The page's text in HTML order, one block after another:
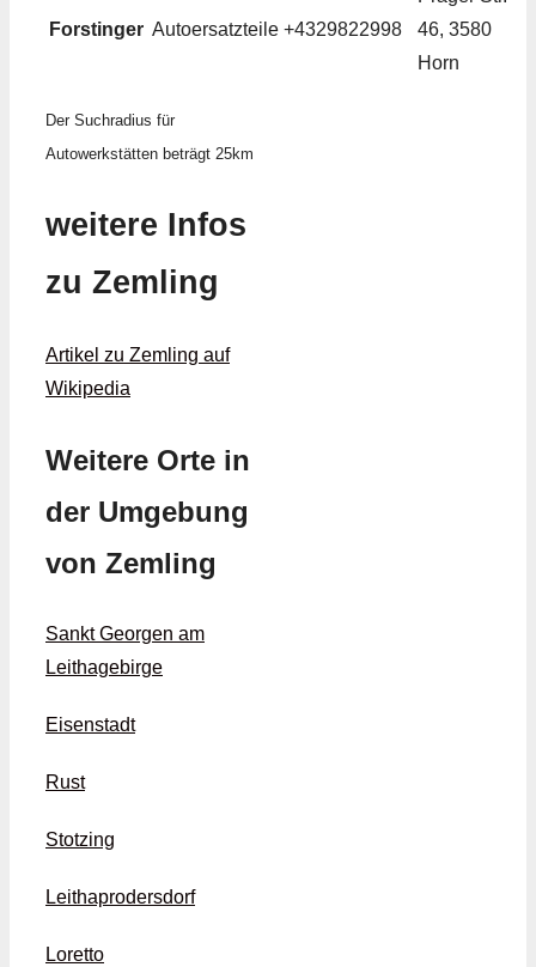
Forstinger Autoersatzteile +4329822998
46, 3580
Horn
Der Suchradius für
Autowerkstätten beträgt 25km
weitere Infos
zu Zemling
Artikel zu Zemling auf
Wikipedia
Weitere Orte in
der Umgebung
von Zemling
Sankt Georgen am
Leithagebirge
Eisenstadt
Rust
Stotzing
Leithaprodersdorf
Loretto